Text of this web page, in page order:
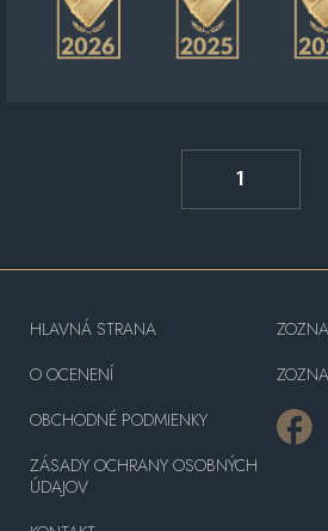
1
HLAVNÁ STRANA
O OCENENÍ
OBCHODNÉ PODMIENKY
ZÁSADY OCHRANY OSOBNÝCH
ÚDAJOV